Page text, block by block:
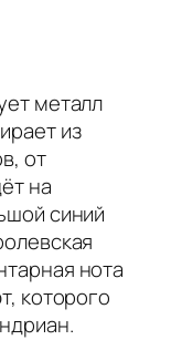
металл
из
от
на
синий
нота
которого